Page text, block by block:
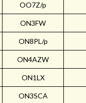
OO7Z/p
ON3FW
ON8PL/p
ON4AZW
ON1LX
ON3SCA